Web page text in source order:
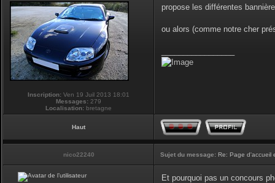
Inscription: Ven 19 Juil 2013 18:01
Messages: 279
Localisation: bretagne
propose les différentes
ou alors (comme notre cher
Haut
nico22240 Sujet du message: Re: Page d'accueil
Et pourquoi pas un concours